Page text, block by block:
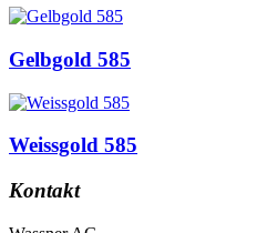
Gelbgold 585
Weissgold 585
Kontakt